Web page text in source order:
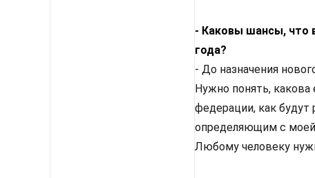
- Каковы шансы, что
года?
- До назначения
Нужно понять, какова
федерации, как будут
определяющим с
Любому человеку